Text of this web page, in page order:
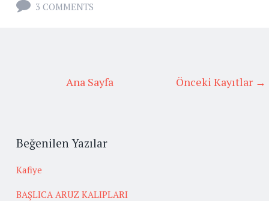
3 COMMENTS
Önceki Kayıtlar →
Ana Sayfa
Beğenilen Yazılar
Kafiye
BAŞLICA ARUZ KALIPLARI